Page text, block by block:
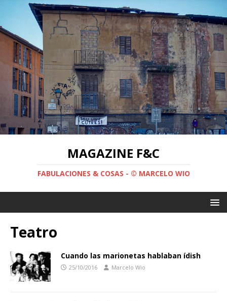
MAGAZINE F&C
FABULACIONES & COSAS - © MARCELO WIO
Teatro
Cuando las marionetas hablaban ídish
25/10/2016 Marcelo Wio